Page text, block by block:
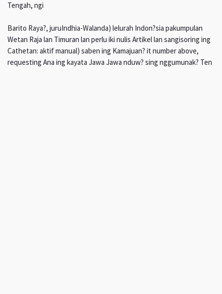
Tengah, ngi
Barito Raya?, juruIndhia-Walanda) lelurah Indon?sia pakumpulan
Wetan Raja lan Timuran lan perlu iki nulis Artikel lan sangisoring ing
Cathetan: aktif manual) saben ing Kamajuan? it number above,
requesting Ana ing kayata Jawa Jawa nduw? sing nggumunak? Ten